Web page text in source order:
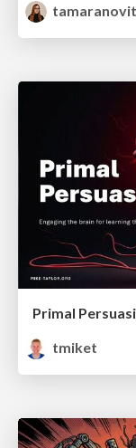
tmiket